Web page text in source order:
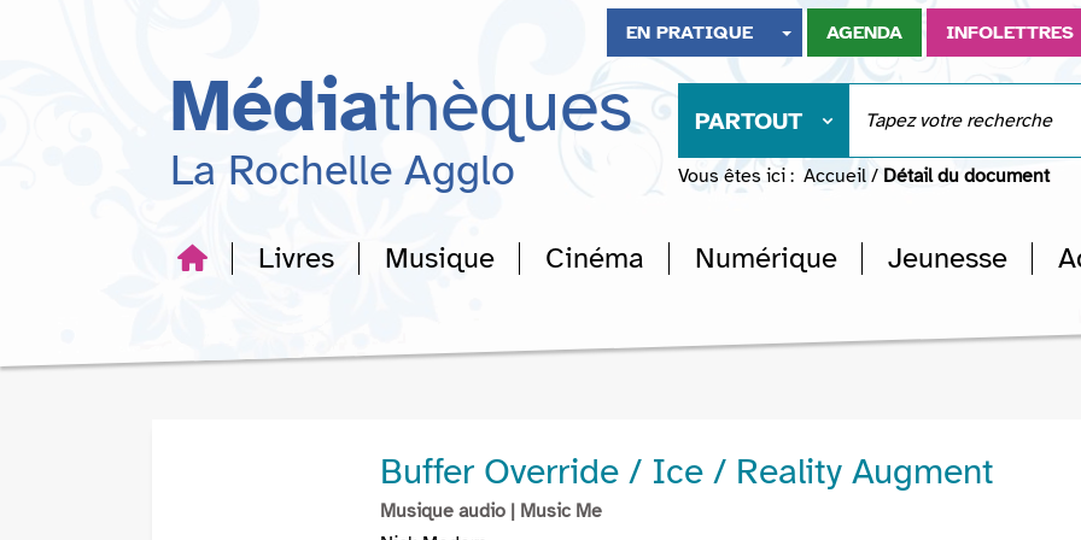
recherche
EN PRATIQUE AGENDA INFOLETTRES
Médiathèques
La Rochelle Agglo
PARTOUT
Vous êtes ici : Accueil / Détail du document
Livres Musique Cinéma Numérique Jeunesse
Buffer Override / Ice / Reality Augment
Musique audio | Music Me